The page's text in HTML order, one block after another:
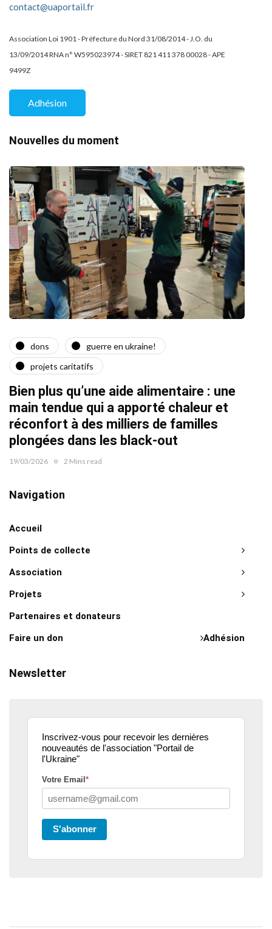
contact@uaportail.fr
Association Loi 1901 - Préfecture du Nord 31/08/2014 - J.O. du
13/09/2014 RNA n° W595023974 - SIRET 821 411 378 00028 - APE
9499Z
Adhésion
Nouvelles du moment
dons
guerre en ukraine!
projets caritatifs
Bien plus qu’une aide alimentaire : une
main tendue qui a apporté chaleur et
réconfort à des milliers de familles
plongées dans les black-out
19/03/2026 2 Mins read
Navigation
Accueil
Points de collecte
Association
Projets
Partenaires et donateurs
Adhésion
Faire un don
Newsletter
Inscrivez-vous pour recevoir les dernières
nouveautés de l'association "Portail de
l'Ukraine"
Votre Email *
S'abonner